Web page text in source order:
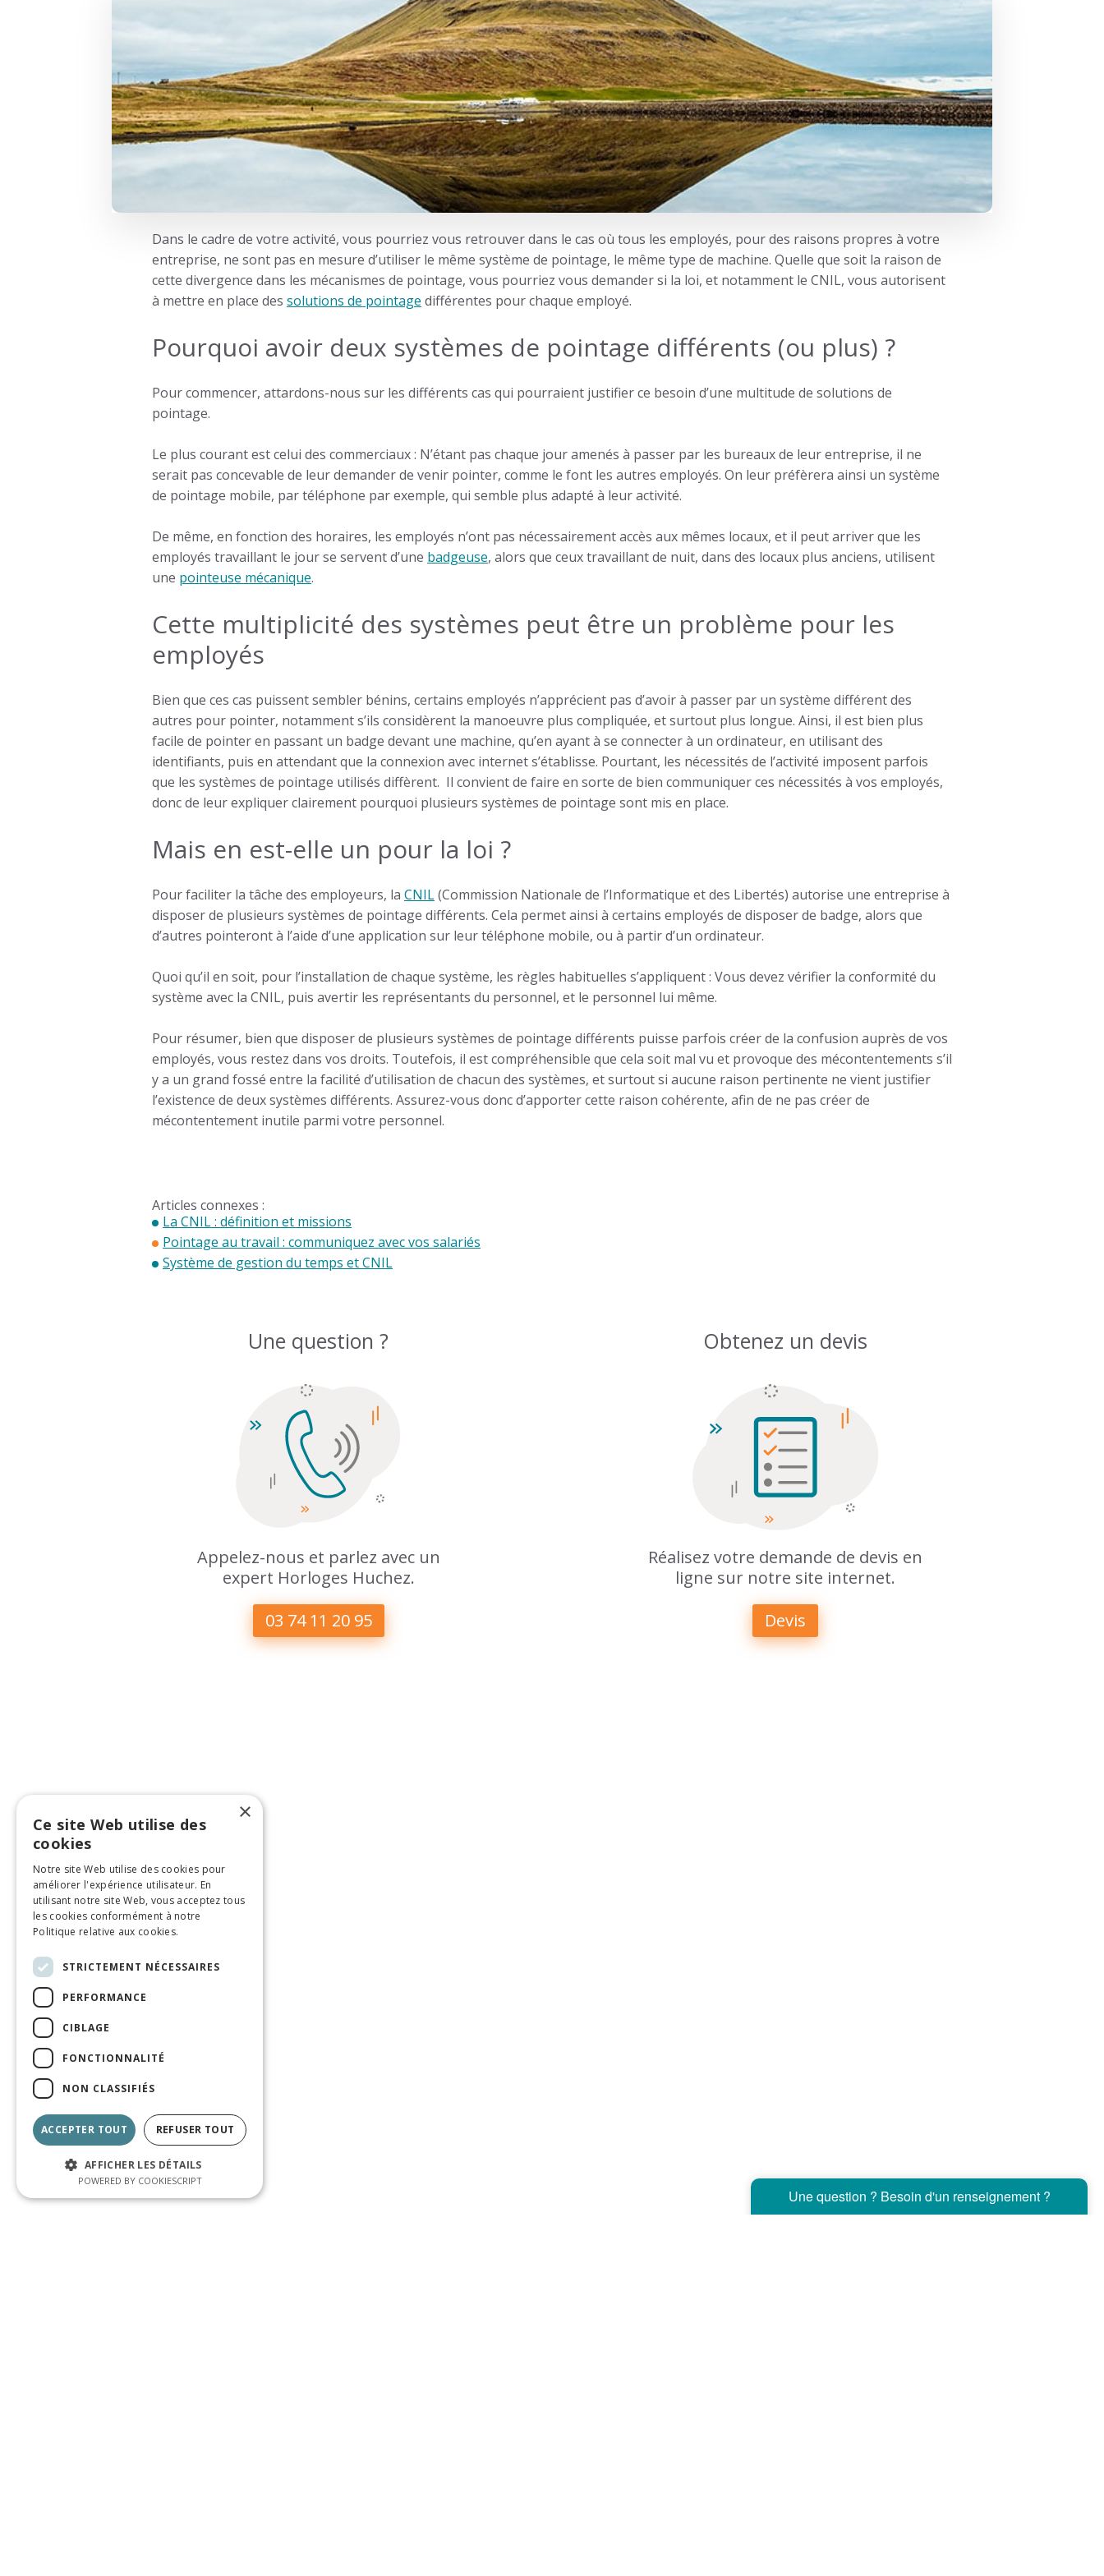
Dans le cadre de votre activité, vous pourriez vous retrouver dans le cas où tous les employés, pour des raisons propres à votre
entreprise, ne sont pas en mesure d’utiliser le même système de pointage, le même type de machine. Quelle que soit la raison de
cette divergence dans les mécanismes de pointage, vous pourriez vous demander si la loi, et notamment le CNIL, vous autorisent
à mettre en place des solutions de pointage différentes pour chaque employé.
Pourquoi avoir deux systèmes de pointage différents (ou plus) ?
Pour commencer, attardons-nous sur les différents cas qui pourraient justifier ce besoin d’une multitude de solutions de
pointage.
Le plus courant est celui des commerciaux : N’étant pas chaque jour amenés à passer par les bureaux de leur entreprise, il ne
serait pas concevable de leur demander de venir pointer, comme le font les autres employés. On leur préfèrera ainsi un système
de pointage mobile, par téléphone par exemple, qui semble plus adapté à leur activité.
De même, en fonction des horaires, les employés n’ont pas nécessairement accès aux mêmes locaux, et il peut arriver que les
employés travaillant le jour se servent d’une badgeuse, alors que ceux travaillant de nuit, dans des locaux plus anciens, utilisent
une pointeuse mécanique.
Cette multiplicité des systèmes peut être un problème pour les
employés
Bien que ces cas puissent sembler bénins, certains employés n’apprécient pas d’avoir à passer par un système différent des
autres pour pointer, notamment s’ils considèrent la manoeuvre plus compliquée, et surtout plus longue. Ainsi, il est bien plus
facile de pointeren passant un badge devant une machine, qu’en ayant à se connecter à un ordinateur, en utilisant des
identifiants, puis en attendant que la connexion avec internet s’établisse. Pourtant, les nécessités de l’activité imposent parfois
que les systèmes de pointage utilisés diffèrent. Il convient de faire en sorte de bien communiquer ces nécessités à vos employés,
donc de leur expliquer clairement pourquoi plusieurs systèmes de pointage sont mis en place.
Mais en est-elle un pour la loi ?
Pour faciliter la tâche des employeurs, la CNIL(Commission Nationale de l’Informatique et des Libertés) autorise une entreprise à
disposer de plusieurs systèmes de pointage différents. Cela permet ainsi à certains employés de disposer de badge, alors que
d’autres pointeront à l’aide d’une application sur leur téléphone mobile, ou à partir d’un ordinateur.
Quoi qu’il en soit, pour l’installation de chaque système, les règles habituelles s’appliquent : Vous devez vérifier la conformité du
système avec la CNIL, puis avertir les représentants du personnel, et le personnel lui même.
Pour résumer, bien que disposer de plusieurs systèmes de pointage différents puisse parfois créer de la confusion auprès de vos
employés, vous restez dans vos droits. Toutefois, il est compréhensible que cela soit mal vu et provoque des mécontentements s’il
y a un grand fossé entre la facilité d’utilisation de chacun des systèmes, et surtout si aucune raison pertinente ne vient justifier
l’existence de deux systèmes différents. Assurez-vous donc d’apporter cette raison cohérente, afin de ne pas créer de
mécontentement inutile parmi votre personnel.
Articles connexes :
La CNIL : définition et missions
Pointage au travail : communiquez avec vos salariés
Système de gestion du temps et CNIL
Une question ?
Appelez-nous et parlez avec un
expert Horloges Huchez.
03 74 11 20 95
Obtenez un devis
Réalisez votre demande de devis en
ligne sur notre site internet.
Devis
×
Ce site Web utilise des
cookies
Notre site Web utilise des cookies pour
améliorer l'expérience utilisateur. En
utilisant notre site Web, vous acceptez tous
les cookies conformément à notre
Politique relative aux cookies.
STRICTEMENT NÉCESSAIRES
PERFORMANCE
CIBLAGE
FONCTIONNALITÉ
NON CLASSIFIÉS
ACCEPTER TOUT REFUSER TOUT
AFFICHER LES DÉTAILS
POWERED BY COOKIESCRIPT